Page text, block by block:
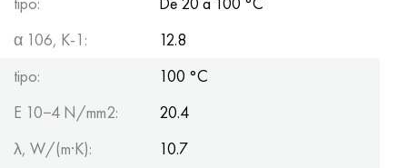
α 106, K-1:
12.8
tipo:
100 °C
E 10−4 N/mm2:
20.4
λ, W/(m·K):
10.7